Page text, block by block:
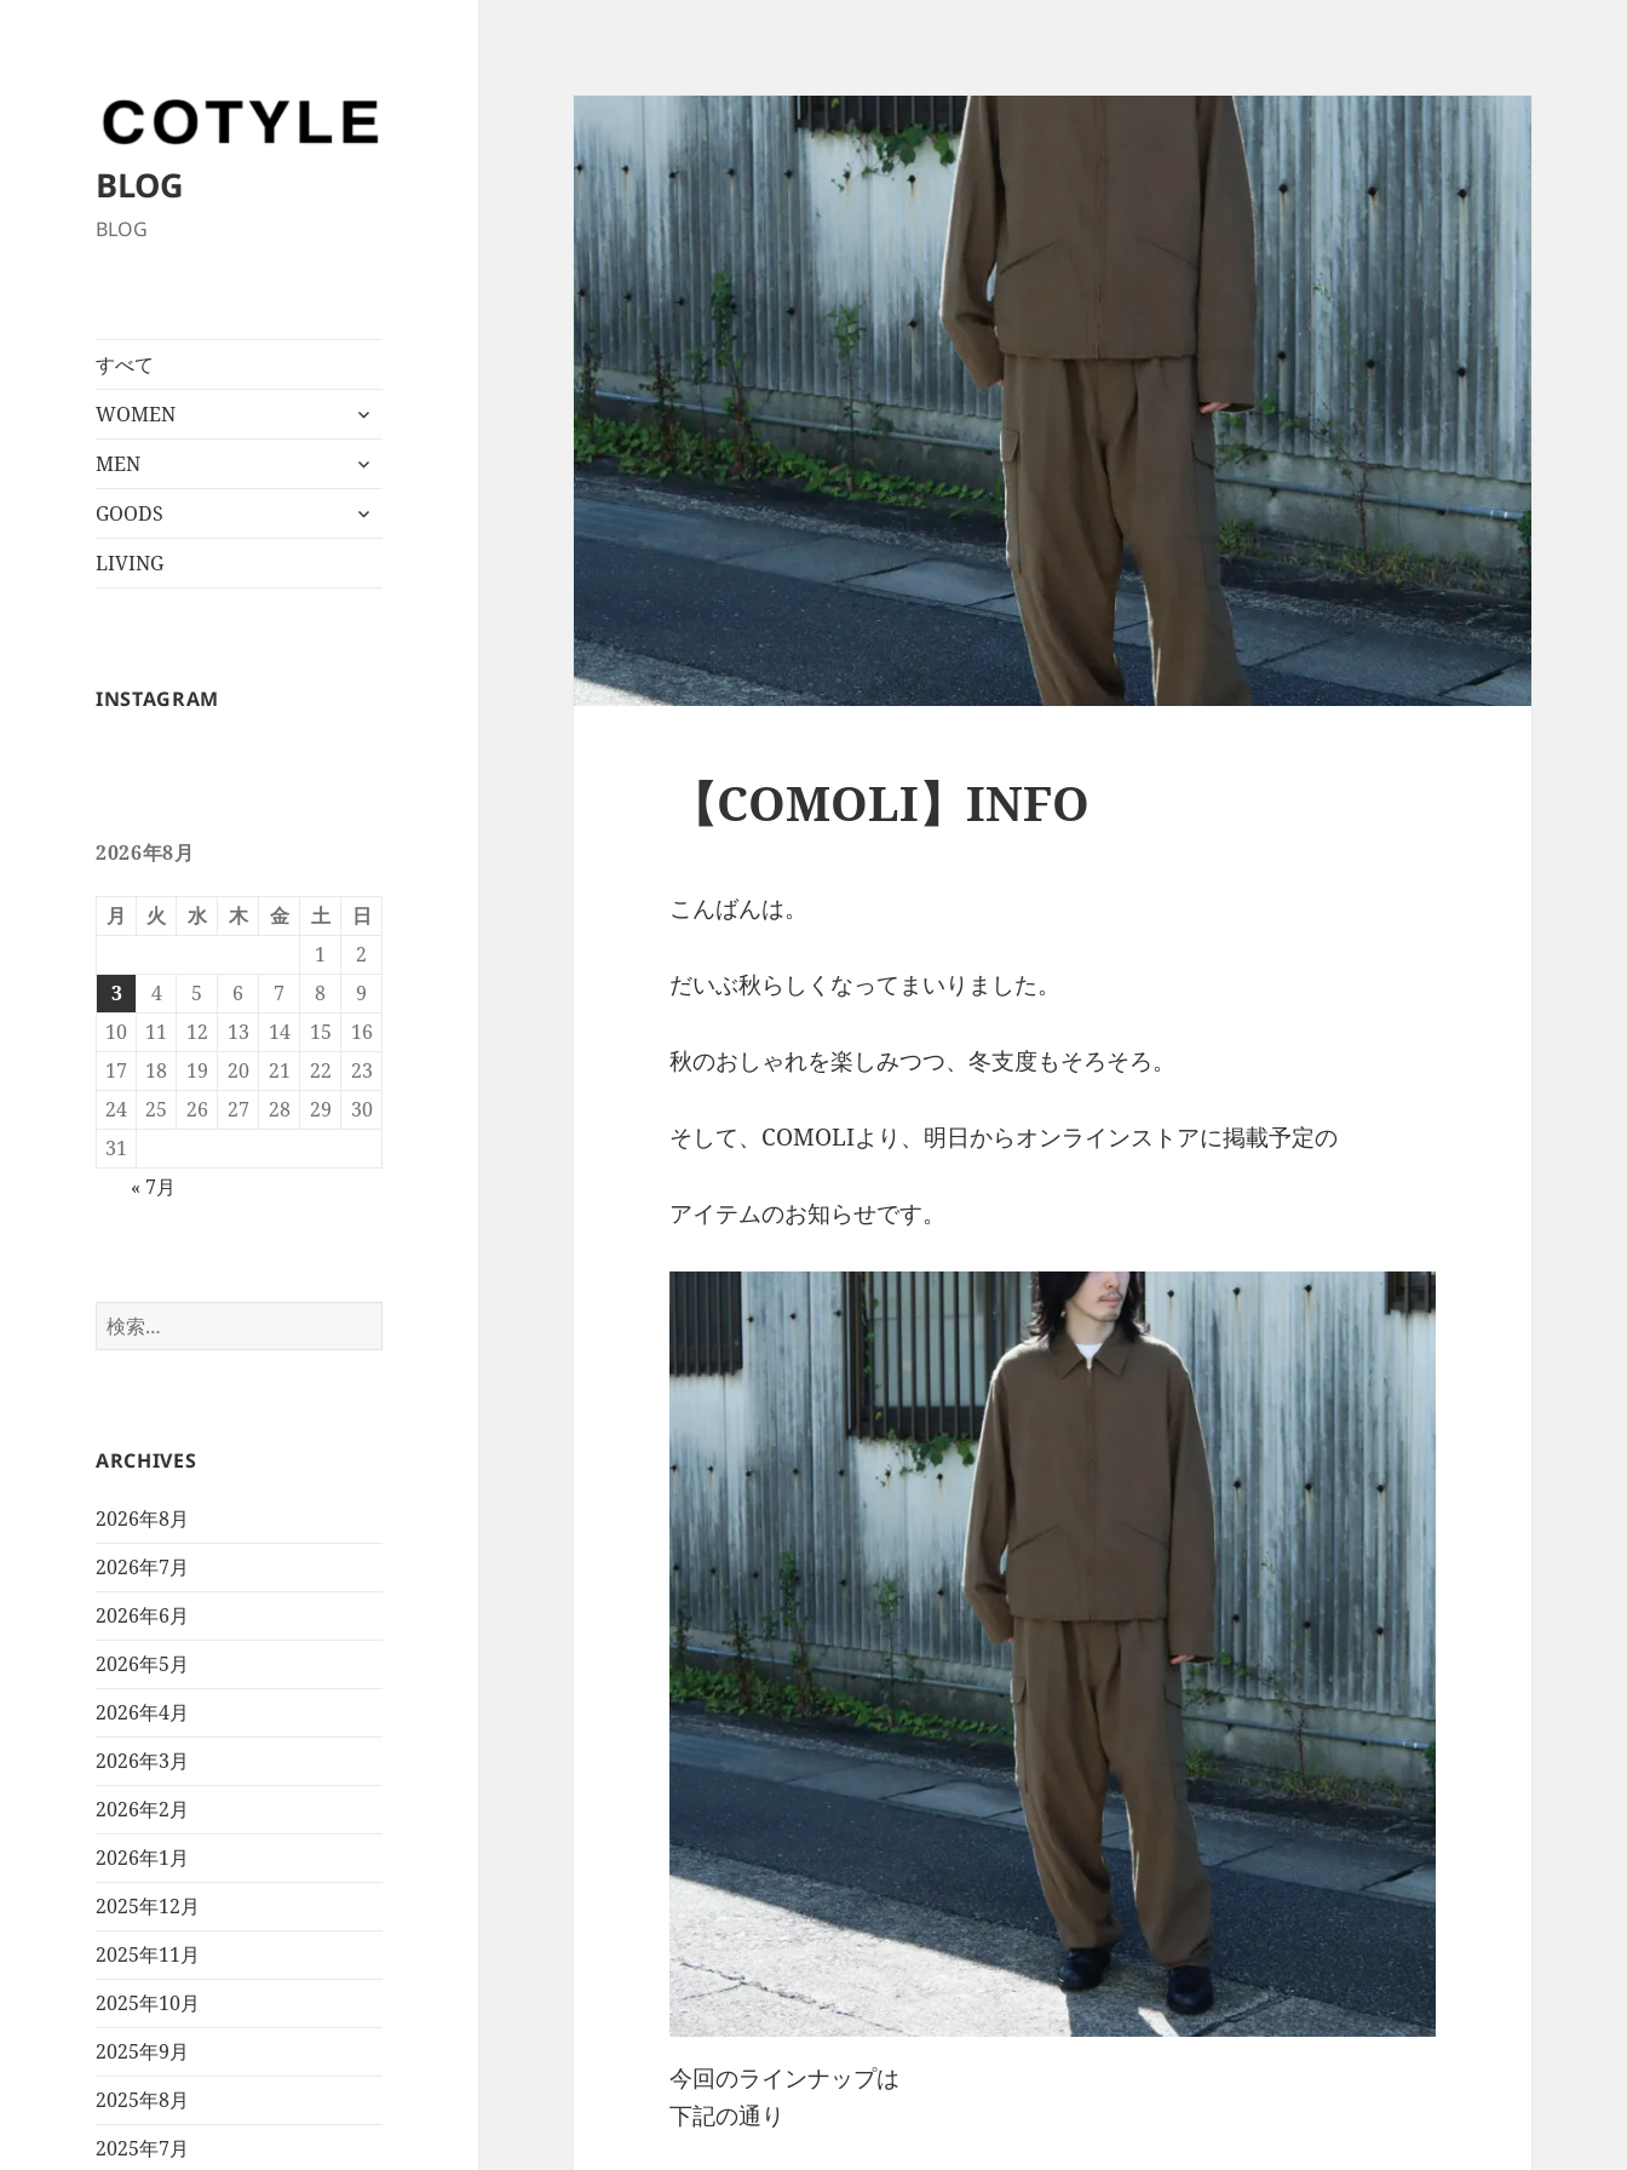
BLOG
BLOG
すべて
WOMEN
サ
メ
ュ
MEN
サ
メ
GOODS
サ
LIVING
INSTAGRAM
2026年8月
月 火 水 木 金 土
日
1
2
3
4 5 6 7 8
9
10
11 12 13 14 15
16
17
18 19 20 21 22
23
24
25 26 27 28 29
30
31
« 7月
検
索:
ARCHIVES
2026年8月
2026年7月
2026年6月
2026年5月
2026年4月
2026年3月
2026年2月
2026年1月
2025年12月
2025年11月
2025年10月
2025年9月
2025年8月
2025年7月
【COMOLI】INFO
こんばんは。
だいぶ秋らしくなってまいりました。
秋のおしゃれを楽しみつつ、冬支度もそろそろ。
そして、COMOLIより、明日からオンラインストアに掲載予定の
アイテムのお知らせです。
今回のラインナップは
下記の通り